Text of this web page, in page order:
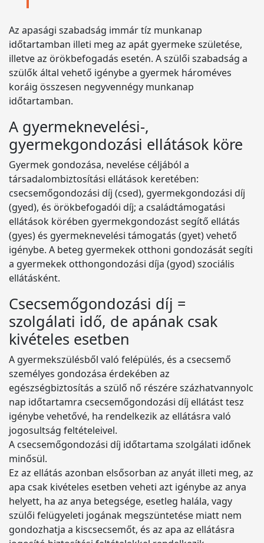
Az apasági szabadság immár tíz munkanap
időtartamban illeti meg az apát gyermeke születése,
illetve az örökbefogadás esetén. A szülői szabadság a
szülők által vehető igénybe a gyermek hároméves
koráig összesen negyvennégy munkanap
időtartamban.
A gyermeknevelési-,
gyermekgondozási ellátások köre
Gyermek gondozása, nevelése céljából a
társadalombiztosítási ellátások keretében:
csecsemőgondozási díj (csed), gyermekgondozási díj
(gyed), és örökbefogadói díj; a családtámogatási
ellátások körében gyermekgondozást segítő ellátás
(gyes) és gyermeknevelési támogatás (gyet) vehető
igénybe. A beteg gyermekek otthoni gondozását segíti
a gyermekek otthongondozási díja (gyod) szociális
ellátásként.
Csecsemőgondozási díj =
szolgálati idő, de apának csak
kivételes esetben
A gyermekszülésből való felépülés, és a csecsemő
személyes gondozása érdekében az
egészségbiztosítás a szülő nő részére százhatvannyolc
nap időtartamra csecsemőgondozási díj ellátást tesz
igénybe vehetővé, ha rendelkezik az ellátásra való
jogosultság feltételeivel.
A csecsemőgondozási díj időtartama szolgálati időnek
minősül.
Ez az ellátás azonban elsősorban az anyát illeti meg, az
apa csak kivételes esetben veheti azt igénybe az anya
helyett, ha az anya betegsége, esetleg halála, vagy
szülői felügyeleti jogának megszüntetése miatt nem
gondozhatja a kiscsecsemőt, és az apa az ellátásra